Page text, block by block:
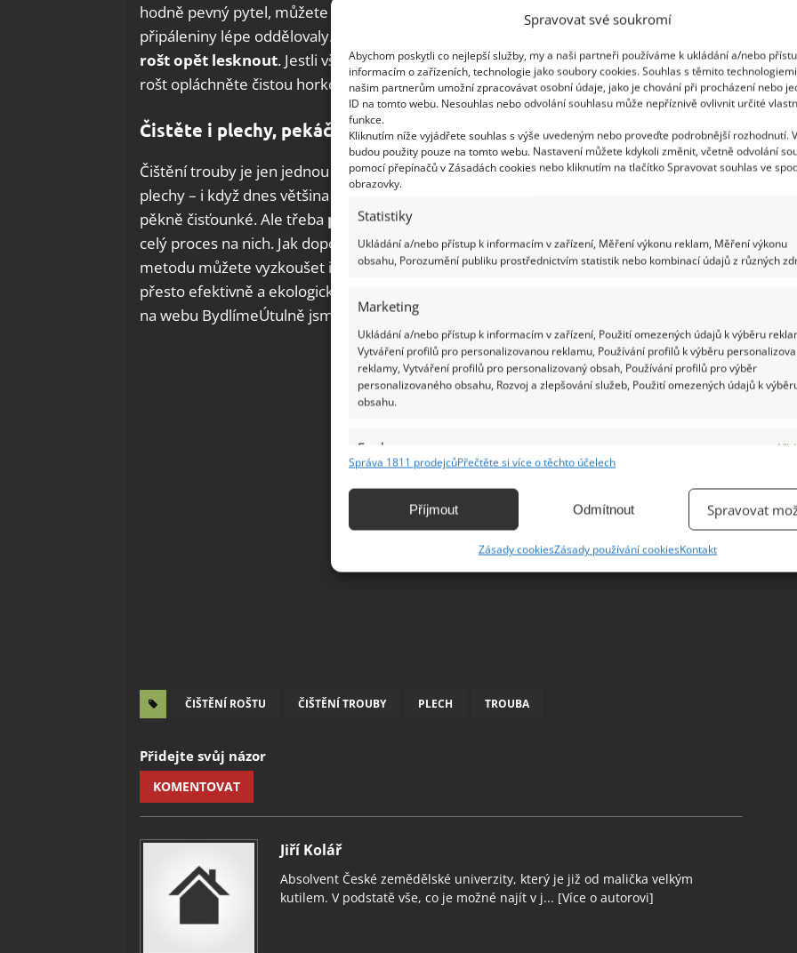
Spravovat své soukromí
Abychom poskytli co nejlepší služby, my a naši partneři používáme k ukládání a/nebo
informacím o zařízeních, technologie jako soubory cookies. Souhlas s těmito
našim partnerům umožní zpracovávat osobní údaje, jako je chování při procházení nebo
ID na tomto webu. Nesouhlas nebo odvolání souhlasu může nepříznivě ovlivnit určité
funkce.
Kliknutím níže vyjádřete souhlas s výše uvedeným nebo proveďte podrobnější rozhodnutí.
budou použity pouze na tomto webu. Nastavení můžete kdykoli změnit, včetně odvolání
pomocí přepínačů v Zásadách cookies nebo kliknutím na tlačítko Spravovat souhlas ve
obrazovky.
Statistiky
Ukládání a/nebo přístup k informacím v zařízení, Měření výkonu reklam, Měření výkonu
obsahu, Porozumění publiku prostřednictvím statistik nebo kombinací údajů z různých
Marketing
Ukládání a/nebo přístup k informacím v zařízení, Použití omezených údajů k výběru
Vytváření profilů pro personalizovanou reklamu, Používání profilů k výběru
reklamy, Vytváření profilů pro personalizovaný obsah, Používání profilů pro výběr
personalizovaného obsahu, Rozvoj a zlepšování služeb, Použití omezených údajů k
obsahu.
Funkce
Identifikace zařízení na základě automaticky přenášených informací.
základě aktivně vyžádaných informací.
Správa 1811 prodejcůPřečtěte si více o těchto účelech
Příjmout Odmítnout Spravovat
Zásady cookiesZásady používání cookiesKontakt
hodně pevný pytel, můžete s ním občas i pohybovat či zatřepat, aby se od kovu
připáleniny lépe oddělovaly.
rošt opět lesknout. Jestli však ještě není dokonale čistý, celý proces opakujte. Nakonec
rošt opláchněte čistou horkou vodou a osušte. A trouba bude opět jako nová.
Čistěte i plechy, pekáče a rošty z grilů
Čištění trouby je jen jednou z možností. Stejný postup můžete využít třeba i na pečicí
plechy – i když dnes většina hospodyněk používá pečicí papír a plechy si uchovává
pěkně čisťounké. Ale třeba pekáče od masa už tak dokonalé nejsou
celý proces na nich. Jak doporučuje webFoodFireFriends, tak stejnou či obdobnou
metodu můžete vyzkoušet i na čištění roštu na venkovním grilu. Jiným způsobem, a
přesto efektivně a ekologicky, můžete vyčistit
na webu BydlímeÚtulně jsme o tom již psali.
ČIŠTĚNÍ ROŠTU ČIŠTĚNÍ TROUBY PLECH TROUBA
Přidejte svůj názor
KOMENTOVAT
Jiří Kolář
Absolvent České zemědělské univerzity, který je již od malička velkým
kutilem. V podstatě vše, co je možné najít v j... [Více o autorovi]